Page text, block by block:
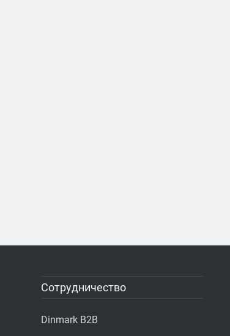
Сотрудничество
Dinmark B2B